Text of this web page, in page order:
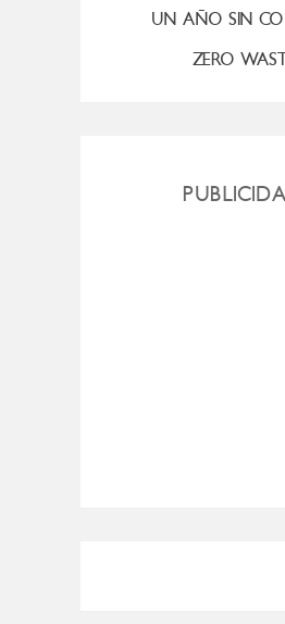
UN AÑO SIN
ZERO